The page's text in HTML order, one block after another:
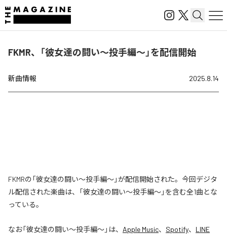
FKMR、「彼女達の闘い～投手編～」を配信開始
新曲情報 2025.8.14
FKMRの「彼女達の闘い～投手編～」が配信開始された。今回デジタ
ル配信された楽曲は、「彼女達の闘い～投手編～」を含む全1曲とな
っている。
なお「彼女達の闘い～投手編～」は、 Apple Music、 Spotify、 LINE